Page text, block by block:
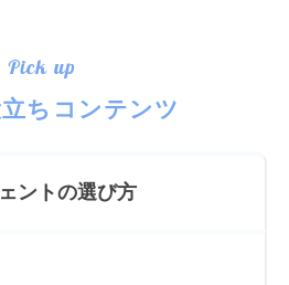
Pick up
ちコンテンツ
ントの選び方